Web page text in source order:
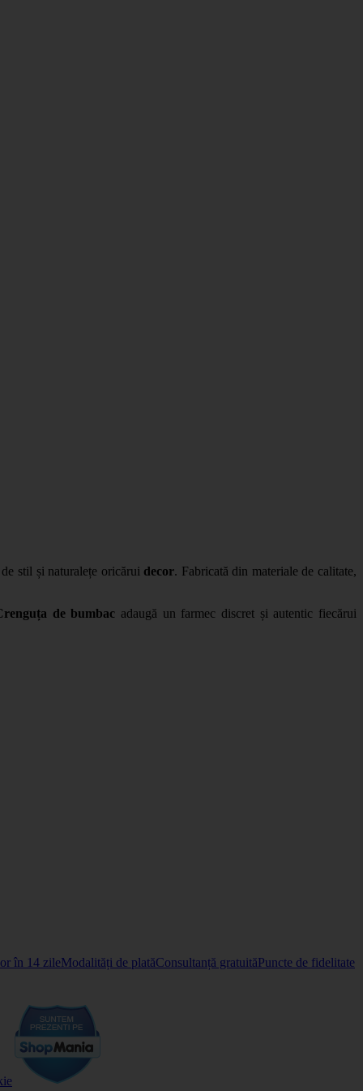
stil și naturalețe oricărui decor. Fabricată din materiale de calitate,
de bumbac adaugă un farmec discret și autentic fiecărui
în 14 zileModalități de platăConsultanță gratuităPuncte de fidelitate